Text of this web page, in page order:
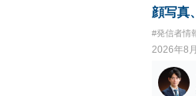
顔写真
#発信者情
2026年8